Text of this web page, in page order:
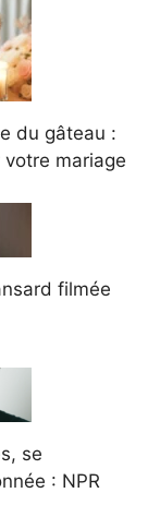
du gâteau :
mariage
filmée
se
: NPR